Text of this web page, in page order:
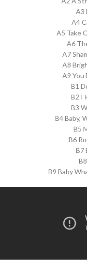
A3
A4
A5 Take
A6
A7
A8
A9 You
B1
B2 I
B3
B4 Baby,
B5
B6
B7
B9 Baby